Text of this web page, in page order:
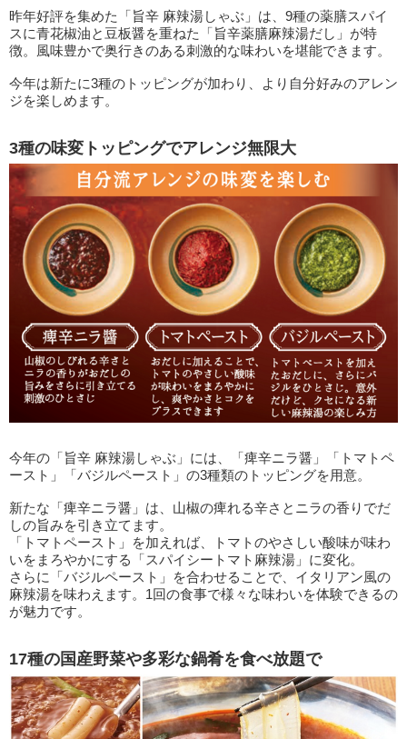
昨年好評を集めた「旨辛 麻辣湯しゃぶ」は、9種の薬膳スパイ
スに青花椒油と豆板醤を重ねた「旨辛薬膳麻辣湯だし」が特
徴。風味豊かで奥行きのある刺激的な味わいを堪能できます。
今年は新たに3種のトッピングが加わり、より自分好みのアレン
ジを楽しめます。
3種の味変トッピングでアレンジ無限大
今年の「旨辛 麻辣湯しゃぶ」には、「痺辛ニラ醤」「トマトペ
ースト」「バジルペースト」の3種類のトッピングを用意。
新たな「痺辛ニラ醤」は、山椒の痺れる辛さとニラの香りでだ
しの旨みを引き立てます。
「トマトペースト」を加えれば、トマトのやさしい酸味が味わ
いをまろやかにする「スパイシートマト麻辣湯」に変化。
さらに「バジルペースト」を合わせることで、イタリアン風の
麻辣湯を味わえます。1回の食事で様々な味わいを体験できるの
が魅力です。
17種の国産野菜や多彩な鍋肴を食べ放題で